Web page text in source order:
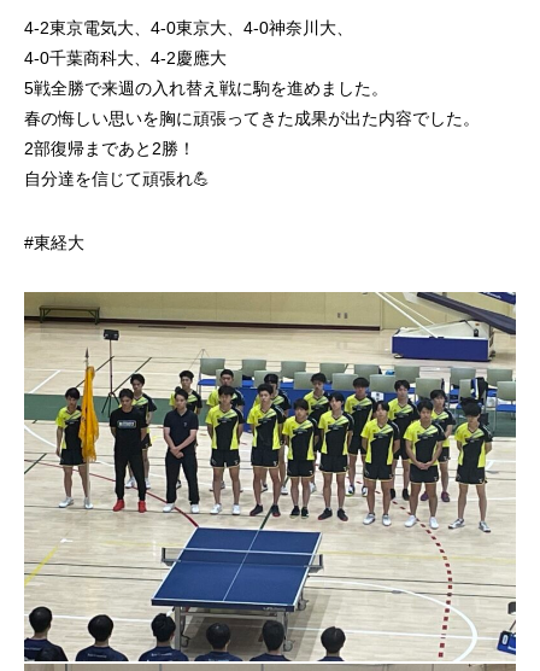
4-2東京電気大、4-0東京大、4-0神奈川大、
4-0千葉商科大、4-2慶應大
5戦全勝で来週の入れ替え戦に駒を進めました。
春の悔しい思いを胸に頑張ってきた成果が出た内容でした。
2部復帰まであと2勝！
自分達を信じて頑張れ💪
#東経大